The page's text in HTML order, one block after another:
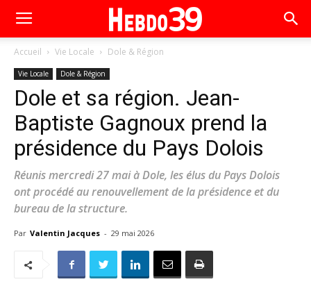
Accueil Vie Locale Dole & Région
Vie Locale Dole & Région
Dole et sa région. Jean-
Baptiste Gagnoux prend la
présidence du Pays Dolois
Réunis mercredi 27 mai à Dole, les élus du Pays Dolois
ont procédé au renouvellement de la présidence et du
bureau de la structure.
Par Valentin Jacques - 29 mai 2026